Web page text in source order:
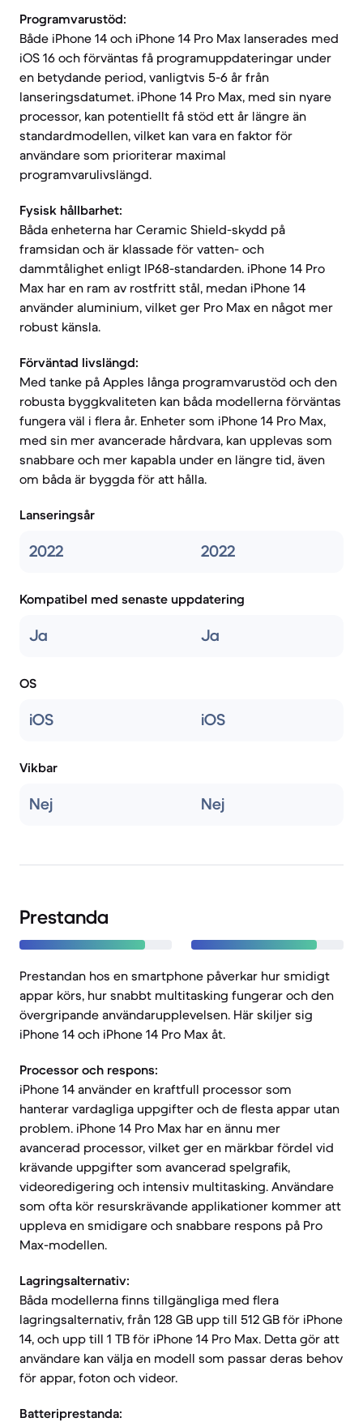
Programvarustöd:
Både iPhone 14 och iPhone 14 Pro Max lanserades med
iOS 16 och förväntas få programuppdateringar under
en betydande period, vanligtvis 5-6 år från
lanseringsdatumet. iPhone 14 Pro Max, med sin nyare
processor, kan potentiellt få stöd ett år längre än
standardmodellen, vilket kan vara en faktor för
användare som prioriterar maximal
programvarulivslängd.
Fysisk hållbarhet:
Båda enheterna har Ceramic Shield-skydd på
framsidan och är klassade för vatten- och
dammtålighet enligt IP68-standarden. iPhone 14 Pro
Max har en ram av rostfritt stål, medan iPhone 14
använder aluminium, vilket ger Pro Max en något mer
robust känsla.
Förväntad livslängd:
Med tanke på Apples långa programvarustöd och den
robusta byggkvaliteten kan båda modellerna förväntas
fungera väl i flera år. Enheter som iPhone 14 Pro Max,
med sin mer avancerade hårdvara, kan upplevas som
snabbare och mer kapabla under en längre tid, även
om båda är byggda för att hålla.
Lanseringsår
2022 2022
Kompatibel med senaste uppdatering
Ja Ja
OS
iOS iOS
Vikbar
Nej Nej
Prestanda
Prestandan hos en smartphone påverkar hur smidigt
appar körs, hur snabbt multitasking fungerar och den
övergripande användarupplevelsen. Här skiljer sig
iPhone 14 och iPhone 14 Pro Max åt.
Processor och respons:
iPhone 14 använder en kraftfull processor som
hanterar vardagliga uppgifter och de flesta appar utan
problem. iPhone 14 Pro Max har en ännu mer
avancerad processor, vilket ger en märkbar fördel vid
krävande uppgifter som avancerad spelgrafik,
videoredigering och intensiv multitasking. Användare
som ofta kör resurskrävande applikationer kommer att
uppleva en smidigare och snabbare respons på Pro
Max-modellen.
Lagringsalternativ:
Båda modellerna finns tillgängliga med flera
lagringsalternativ, från 128 GB upp till 512 GB för iPhone
14, och upp till 1 TB för iPhone 14 Pro Max. Detta gör att
användare kan välja en modell som passar deras behov
för appar, foton och videor.
Batteriprestanda: